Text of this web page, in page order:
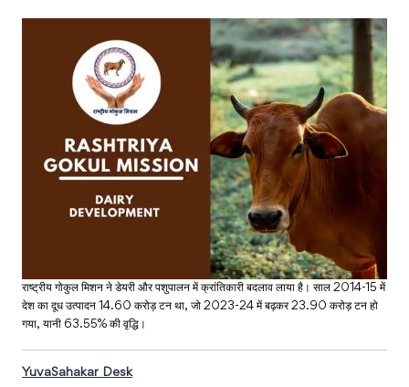
राष्ट्रीय गोकुल मिशन ने डेयरी और पशुपालन में क्रांतिकारी बदलाव लाया है। साल 2014-15 में
देश का दूध उत्पादन 14.60 करोड़ टन था, जो 2023-24 में बढ़कर 23.90 करोड़ टन हो
गया, यानी 63.55% की वृद्धि।
YuvaSahakar Desk